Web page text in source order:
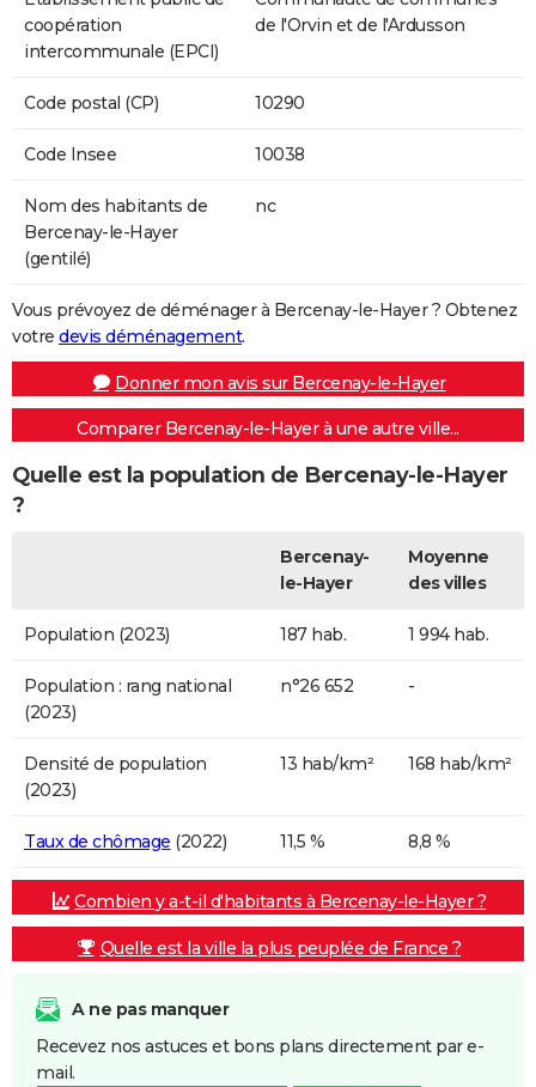
coopération
intercommunale (EPCI)
de l'Orvin et de l'Ardusson
Code postal (CP) 10290
Code Insee 10038
Nom des habitants de
Bercenay-le-Hayer
(gentilé)
nc
Vous prévoyez de déménager à Bercenay-le-Hayer ? Obtenez
votre devis déménagement.
Donner mon avis sur Bercenay-le-Hayer
Comparer Bercenay-le-Hayer à une autre ville...
Quelle est la population de Bercenay-le-Hayer
?
Bercenay-
le-Hayer
Moyenne
des villes
Population (2023) 187 hab. 1 994 hab.
Population : rang national
(2023)
n°26 652 -
Densité de population
(2023)
13 hab/km² 168 hab/km²
Taux de chômage (2022) 11,5 % 8,8 %
Combien y a-t-il d'habitants à Bercenay-le-Hayer ?
Quelle est la ville la plus peuplée de France ?
A ne pas manquer
Recevez nos astuces et bons plans directement par e-
mail.